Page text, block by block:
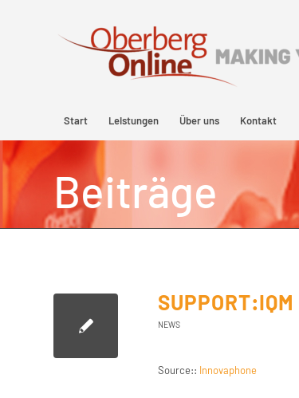
Start Leistungen Über uns Kontakt
Beiträge
NEWS
Source:: Innovaphone